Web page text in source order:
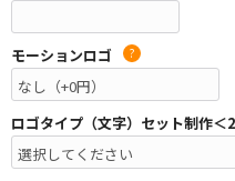
モーションロゴ ?
ロゴタイプ（文字）セット制作＜